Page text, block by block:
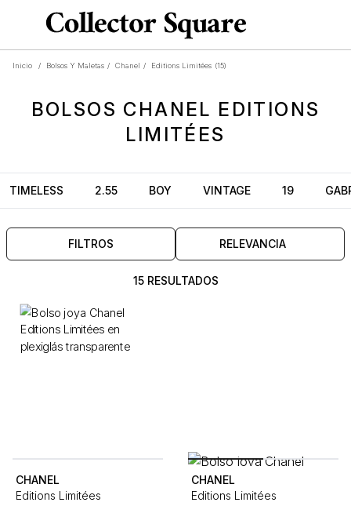
Inicio / Bolsos Y Maletas / Chanel / Editions Limitées (15)
BOLSOS CHANEL EDITIONS
LIMITÉES
TIMELESS 2.55 BOY VINTAGE 19
FILTROS RELEVANCIA
15 RESULTADOS
CHANEL
Editions Limitées
CHANEL
Editions Limitées